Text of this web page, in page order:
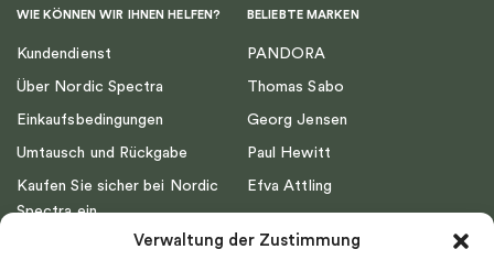
Verwaltung der Zustimmung
WIE KÖNNEN WIR IHNEN HELFEN?
Kundendienst
Über Nordic Spectra
Einkaufsbedingungen
Umtausch und Rückgabe
Kaufen Sie sicher bei Nordic
Spectra ein
BELIEBTE MARKEN
PANDORA
Thomas Sabo
Georg Jensen
Paul Hewitt
Efva Attling
Drakenberg Sjölin